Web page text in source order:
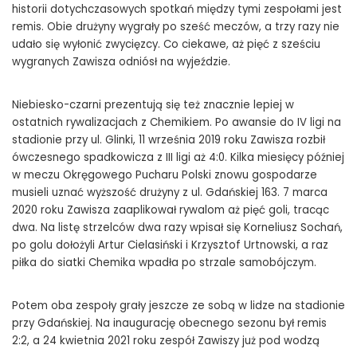
historii dotychczasowych spotkań między tymi zespołami jest
remis. Obie drużyny wygrały po sześć meczów, a trzy razy nie
udało się wyłonić zwycięzcy. Co ciekawe, aż pięć z sześciu
wygranych Zawisza odniósł na wyjeździe.
Niebiesko-czarni prezentują się też znacznie lepiej w
ostatnich rywalizacjach z Chemikiem. Po awansie do IV ligi na
stadionie przy ul. Glinki, 11 września 2019 roku Zawisza rozbił
ówczesnego spadkowicza z III ligi aż 4:0. Kilka miesięcy później
w meczu Okręgowego Pucharu Polski znowu gospodarze
musieli uznać wyższość drużyny z ul. Gdańskiej 163. 7 marca
2020 roku Zawisza zaaplikował rywalom aż pięć goli, tracąc
dwa. Na listę strzelców dwa razy wpisał się Korneliusz Sochań,
po golu dołożyli Artur Cielasiński i Krzysztof Urtnowski, a raz
piłka do siatki Chemika wpadła po strzale samobójczym.
Potem oba zespoły grały jeszcze ze sobą w lidze na stadionie
przy Gdańskiej. Na inaugurację obecnego sezonu był remis
2:2, a 24 kwietnia 2021 roku zespół Zawiszy już pod wodzą